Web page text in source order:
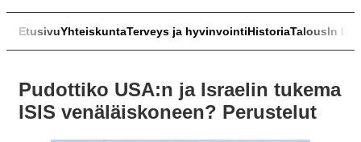
EtusivuYhteiskuntaTerveys ja hyvinvointiHistoriaTalousIn
Pudottiko USA:n ja Israelin tukema
ISIS venäläiskoneen? Perustelut